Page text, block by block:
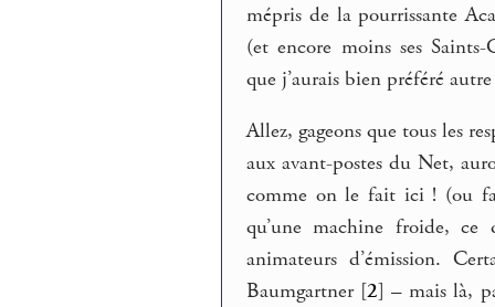
mépris de la pourrissante
(et encore moins ses
que j’aurais bien préféré
Allez, gageons que tous les
aux avant-postes du Net,
comme on le fait ici ! (ou
qu’une machine froide, ce
animateurs d’émission.
Baumgartner[2] – mais là,